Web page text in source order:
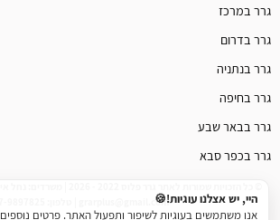
גרר במרכז
גרר בדרום
גרר בנתניה
גרר בחיפה
גרר בבאר שבע
גרר בכפר סבא
grarplus@gmail.com | טלפון: 077-9897825היי, יש אצלנו עוגיות!🍪
אנו משתמשים בעוגיות לשיפור ותפעול האתר. פרטים נוספים